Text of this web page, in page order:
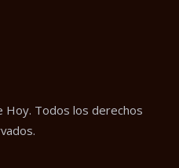
Todos los derechos